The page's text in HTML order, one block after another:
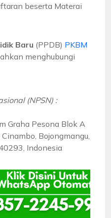
beserta Materai
Baru (PPDB) PKBM
menghubungi
(NPSN) :
Graha Pesona Blok A
Bojongmangu,
Indonesia